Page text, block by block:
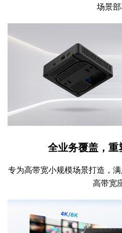
场景
全业务覆盖，
专为高带宽小规模场景打造，
高带宽